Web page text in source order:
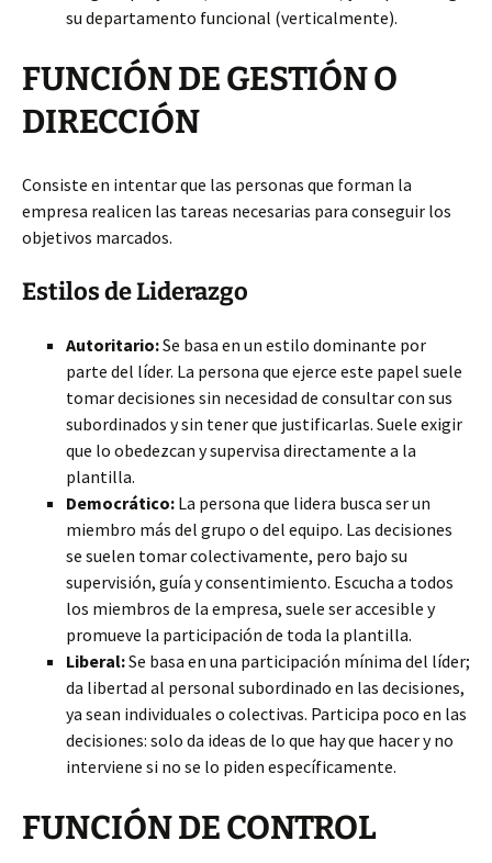
su departamento funcional (verticalmente).
FUNCIÓN DE GESTIÓN O
DIRECCIÓN
Consiste en intentar que las personas que forman la
empresa realicen las tareas necesarias para conseguir los
objetivos marcados.
Estilos de Liderazgo
Autoritario:Se basa en un estilo dominante por
parte del líder. La persona que ejerce este papel suele
tomar decisiones sin necesidad de consultar con sus
subordinados y sin tener que justificarlas. Suele exigir
que lo obedezcan y supervisa directamente a la
plantilla.
Democrático: La persona que lidera busca ser un
miembro más del grupo o del equipo. Las decisiones
se suelen tomar colectivamente, pero bajo su
supervisión, guía y consentimiento. Escucha a todos
los miembros de la empresa, suele ser accesible y
promueve la participación de toda la plantilla.
Liberal:Se basa en una participación mínima del líder;
da libertad al personal subordinado en las decisiones,
ya sean individuales o colectivas. Participa poco en las
decisiones: solo da ideas de lo que hay que hacer y no
interviene si no se lo piden específicamente.
FUNCIÓN DE CONTROL